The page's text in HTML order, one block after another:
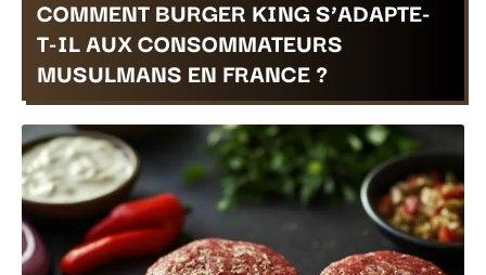
COMMENT BURGER KING S’ADAPTE-
T-IL AUX CONSOMMATEURS
MUSULMANS EN FRANCE ?